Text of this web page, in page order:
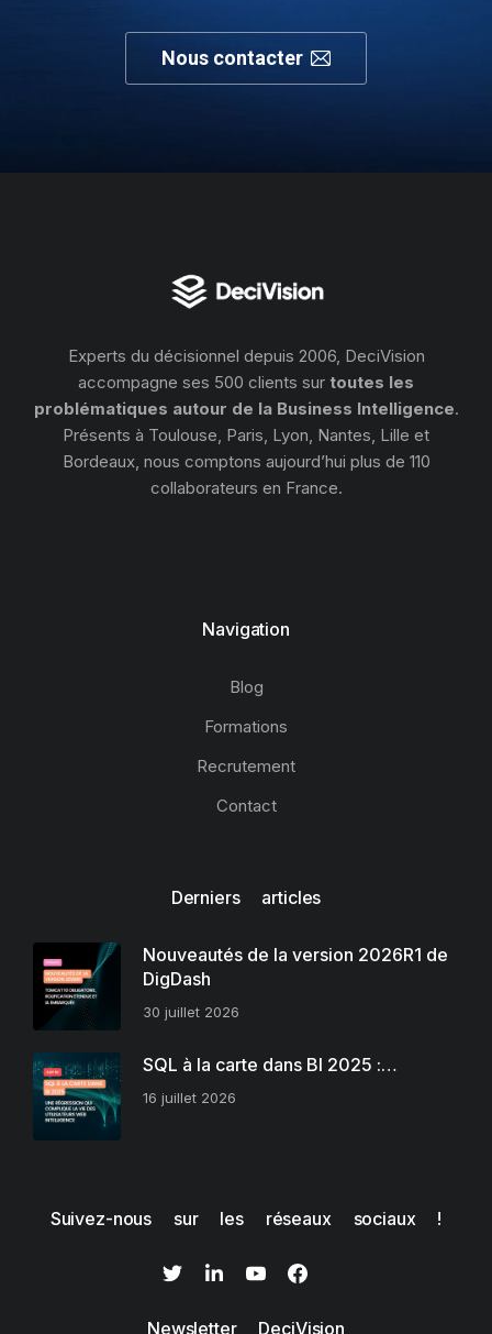
Nous contacter
Experts du décisionnel depuis 2006, DeciVision
accompagne ses 500 clients sur toutes les
problématiques autour de la Business Intelligence.
Présents à Toulouse, Paris, Lyon, Nantes, Lille et
Bordeaux, nous comptons aujourd’hui plus de 110
collaborateurs en France.
Navigation
Blog
Formations
Recrutement
Contact
Derniers articles
Nouveautés de la version 2026R1 de
DigDash
30 juillet 2026
SQL à la carte dans BI 2025 :…
16 juillet 2026
Suivez-nous sur les réseaux sociaux !
Newsletter DeciVision